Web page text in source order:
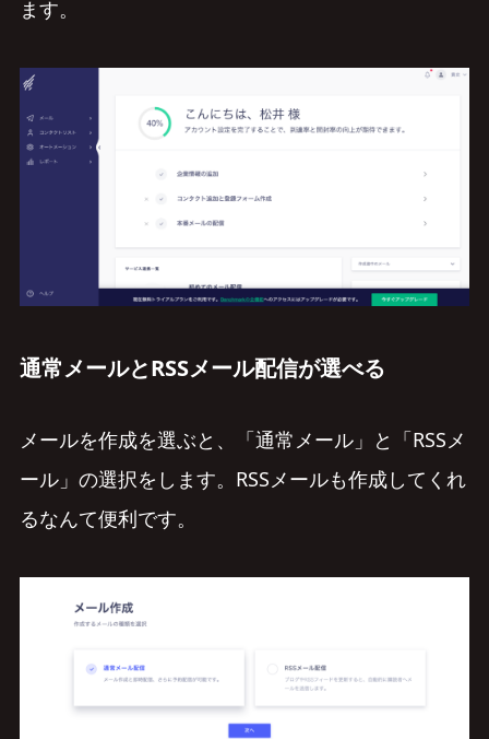
ます。
通常メールとRSSメール配信が選べる
メールを作成を選ぶと、「通常メール」と「RSSメ
ール」の選択をします。RSSメールも作成してくれ
るなんて便利です。